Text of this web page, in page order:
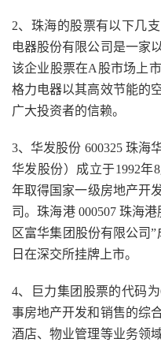
2、珠海的股票有以下几
电器股份有限公司是一家
该企业股票在A股市场上
格力电器以其高效节能的
广大投资者的信赖。
3、华发股份 600325 珠海
华发股份）成立于1992年
年取得国家一级房地产开
司。珠海港 000507 珠海
区富华集团股份有限公司”
日在深交所挂牌上市。
4、巨力集团股票的代码
事房地产开发和销售的综
酒店、物业管理等业务领